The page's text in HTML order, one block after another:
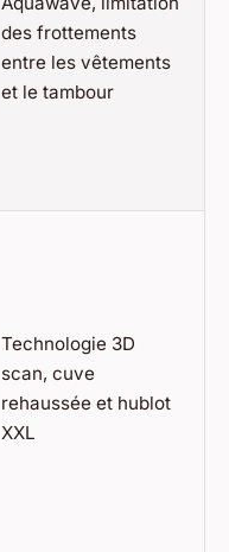
des frottements
entre les vêtements
et le tambour
Technologie 3D
scan, cuve
rehaussée et hublot
XXL